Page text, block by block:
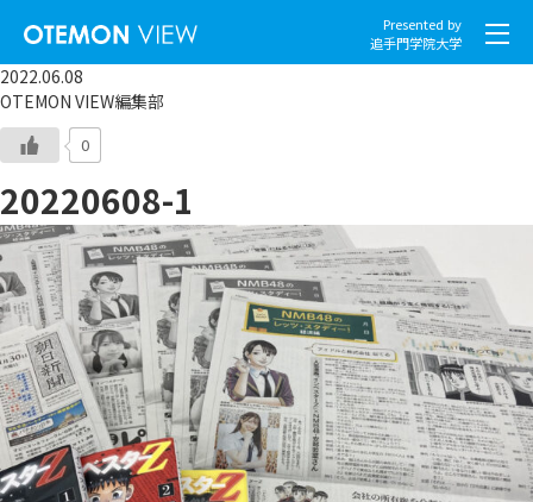
Presented by
追手門学院大学
社会とくらし
グローバル
スポーツと文化
こころとからだ
IT・メディア
地域・観光
2022.06.08
OTEMON VIEW編集部
0
20220608-1